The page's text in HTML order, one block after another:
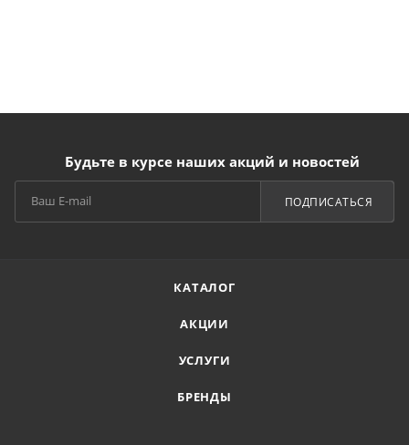
Будьте в курсе наших акций и новостей
ПОДПИСАТЬСЯ
КАТАЛОГ
АКЦИИ
УСЛУГИ
БРЕНДЫ